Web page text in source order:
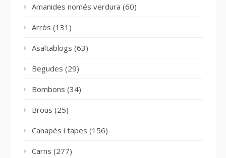
Amanides només verdura (60)
Arròs (131)
Asaltablogs (63)
Begudes (29)
Bombons (34)
Brous (25)
Canapès i tapes (156)
Carns (277)